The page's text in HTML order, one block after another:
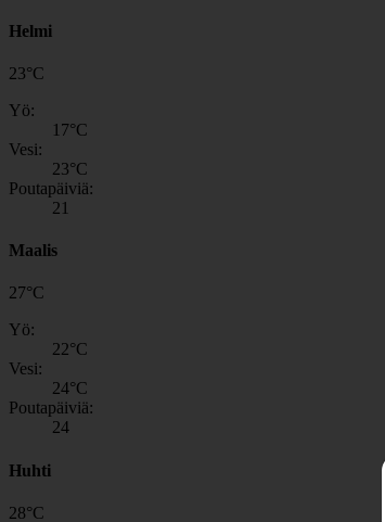
Helmi
23°C
Yö:
17°C
Vesi:
23°C
Poutapäiviä:
21
Maalis
27°C
Yö:
22°C
Vesi:
24°C
Poutapäiviä:
24
Huhti
28°C